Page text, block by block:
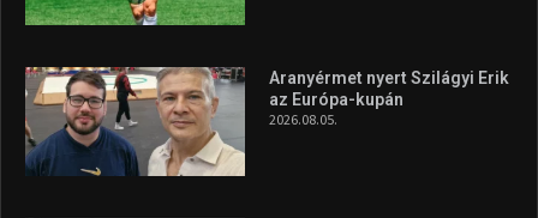
Aranyérmet nyert Szilágyi Erik
az Európa-kupán
2026.08.05.